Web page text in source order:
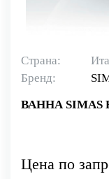
Страна:
Бренд:
ВАННА SIMAS
Цена по